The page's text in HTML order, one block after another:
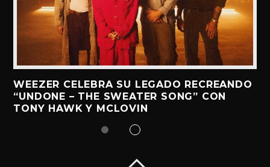
WEEZER CELEBRA SU LEGADO RECREANDO
“UNDONE – THE SWEATER SONG” CON
TONY HAWK Y MCLOVIN